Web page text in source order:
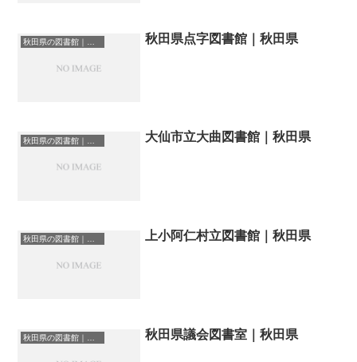
秋田県点字図書館｜秋田県
大仙市立大曲図書館｜秋田県
秋田県の図書館｜勉強できる場所 上小阿仁村立図書館｜秋田県
秋田県議会図書室｜秋田県